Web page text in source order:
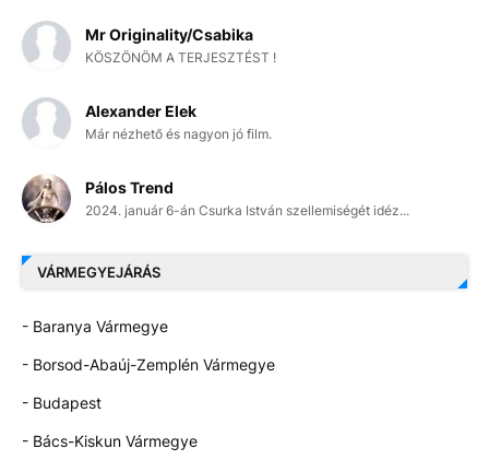
Mr Originality/Csabika
KÖSZÖNÖM A TERJESZTÉST !
Alexander Elek
Már nézhető és nagyon jó film.
Pálos Trend
2024. január 6-án Csurka István szellemiségét idéz...
VÁRMEGYEJÁRÁS
- Baranya Vármegye
- Borsod-Abaúj-Zemplén Vármegye
- Budapest
- Bács-Kiskun Vármegye